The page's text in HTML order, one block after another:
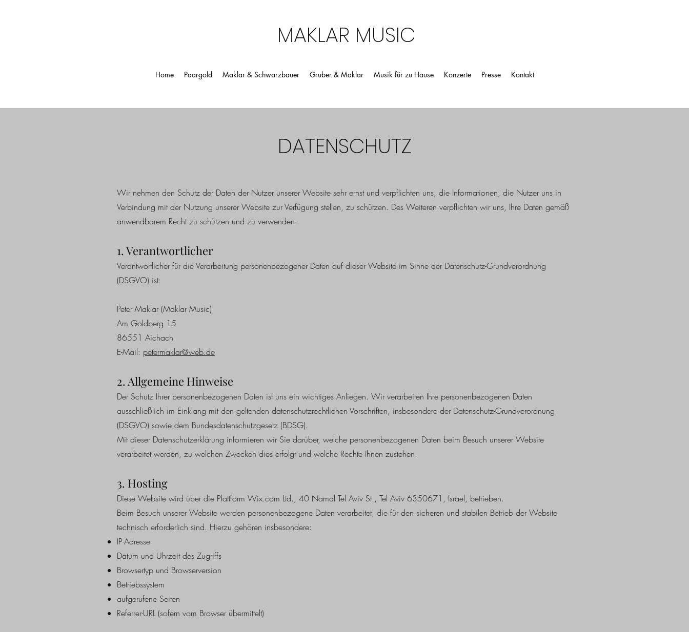
MAKLAR MUSIC
Home Paargold Maklar & Schwarzbauer Gruber & Maklar Musik für zu Hause Konzerte Presse Kontakt
DATENSCHUTZ
Wir nehmen den Schutz der Daten der Nutzer unserer Website sehr ernst und verpflichten uns, die Informationen, die Nutzer uns in
Verbindung mit der Nutzung unserer Website zur Verfügung stellen, zu schützen. Des Weiteren verpflichten wir uns, Ihre Daten gemäß
anwendbarem Recht zu schützen und zu verwenden.
1. Verantwortlicher
Verantwortlicher für die Verarbeitung personenbezogener Daten auf dieser Website im Sinne der Datenschutz-Grundverordnung
(DSGVO) ist:
Peter Maklar (Maklar Music)
Am Goldberg 15
86551 Aichach
E-Mail: petermaklar@web.de
2. Allgemeine Hinweise
Der Schutz Ihrer personenbezogenen Daten ist uns ein wichtiges Anliegen. Wir verarbeiten Ihre personenbezogenen Daten
ausschließlich im Einklang mit den geltenden datenschutzrechtlichen Vorschriften, insbesondere der Datenschutz-Grundverordnung
(DSGVO) sowie dem Bundesdatenschutzgesetz (BDSG).
Mit dieser Datenschutzerklärung informieren wir Sie darüber, welche personenbezogenen Daten beim Besuch unserer Website
verarbeitet werden, zu welchen Zwecken dies erfolgt und welche Rechte Ihnen zustehen.
3. Hosting
Diese Website wird über die Plattform Wix.com Ltd., 40 Namal Tel Aviv St., Tel Aviv 6350671, Israel, betrieben.
Beim Besuch unserer Website werden personenbezogene Daten verarbeitet, die für den sicheren und stabilen Betrieb der Website
technisch erforderlich sind. Hierzu gehören insbesondere:
IP-Adresse
Datum und Uhrzeit des Zugriffs
Browsertyp und Browserversion
Betriebssystem
aufgerufene Seiten
Referrer-URL (sofern vom Browser übermittelt)